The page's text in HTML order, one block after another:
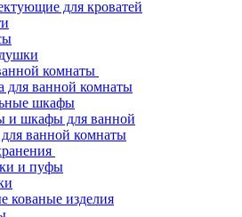
для кроватей
комнаты
для ванной комнаты
шкафы
и шкафы для ванной
ванной комнаты
и пуфы
кованые изделия